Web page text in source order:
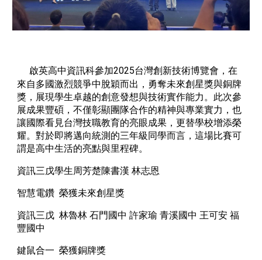
啟英高中資訊科參加2025台灣創新技術博覽會，在
來自多國激烈競爭中脫穎而出，勇奪未來創星獎與銅牌
獎，展現學生卓越的創意發想與技術實作能力。此次參
展成果豐碩，不僅彰顯團隊合作的精神與專業實力，也
讓國際看見台灣技職教育的亮眼成果，更替學校增添榮
耀。對於即將邁向統測的三年級同學而言，這場比賽可
謂是高中生活的亮點與里程碑。
資訊三戊學生周芳楚陳書漢 林志恩
智慧電鑽 榮獲未來創星獎
資訊三戊 林魯林 石門國中 許家瑜 青溪國中 王可安 福
豐國中
鍵鼠合一 榮獲銅牌獎